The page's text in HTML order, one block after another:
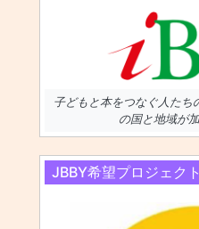
子どもと本をつなぐ人た
の国と地域が
JBBY希望プロジェクト